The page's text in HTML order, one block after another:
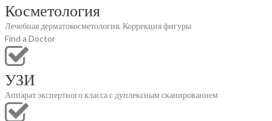
Косметология
Лечебная дерматокосметология. Коррекция фигуры
Find a Doctor
УЗИ
Аппарат экспертного класса с дуплексным сканированием